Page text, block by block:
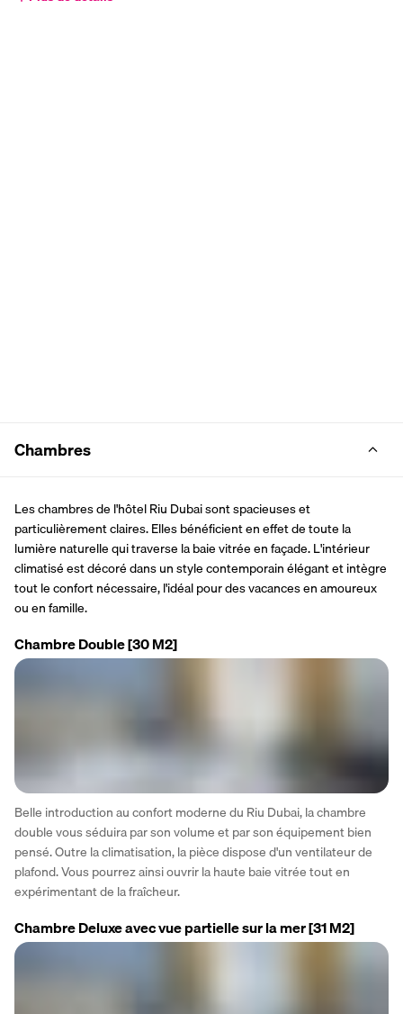
Chambres
Les chambres de l'hôtel Riu Dubai sont spacieuses et
particulièrement claires. Elles bénéficient en effet de toute la
lumière naturelle qui traverse la baie vitrée en façade. L'intérieur
climatisé est décoré dans un style contemporain élégant et intègre
tout le confort nécessaire, l'idéal pour des vacances en amoureux
ou en famille.
Chambre Double[30 M2]
Belle introduction au confort moderne du Riu Dubai, la chambre
double vous séduira par son volume et par son équipement bien
pensé. Outre la climatisation, la pièce dispose d'un ventilateur de
plafond. Vous pourrez ainsi ouvrir la haute baie vitrée tout en
expérimentant de la fraîcheur.
Chambre Deluxe avec vue partielle sur la mer[31 M2]